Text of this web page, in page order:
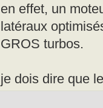
en effet, un
latéraux
GROS turbos.
je dois dire que